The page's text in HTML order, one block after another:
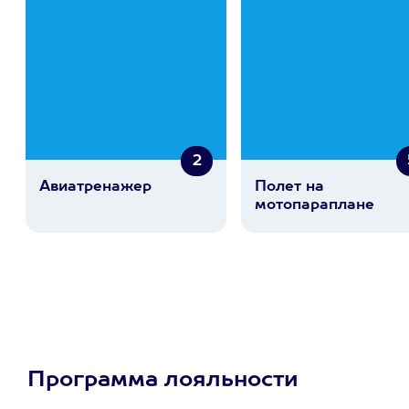
2
Авиатренажер
Полет на
мотопараплане
Программа лояльности